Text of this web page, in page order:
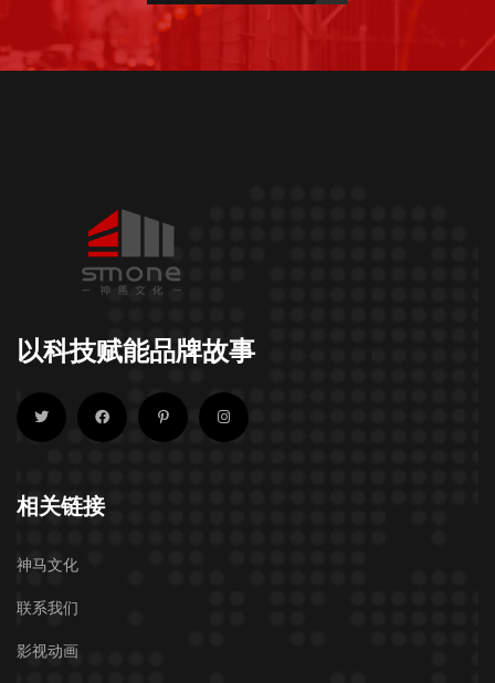
以科技赋能品牌故事
相关链接
神马文化
联系我们
影视动画